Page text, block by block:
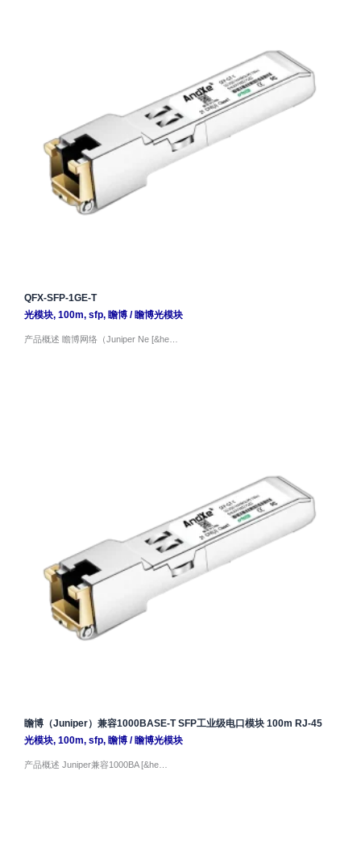
QFX-SFP-1GE-T
光模块, 100m, sfp, 瞻博/ 瞻博光模块
产品概述 瞻博网络（Juniper Ne [&he…
瞻博（Juniper）兼容1000BASE-T SFP工业级电口模块 100m RJ-45
光模块, 100m, sfp, 瞻博/ 瞻博光模块
产品概述 Juniper兼容1000BA [&he…